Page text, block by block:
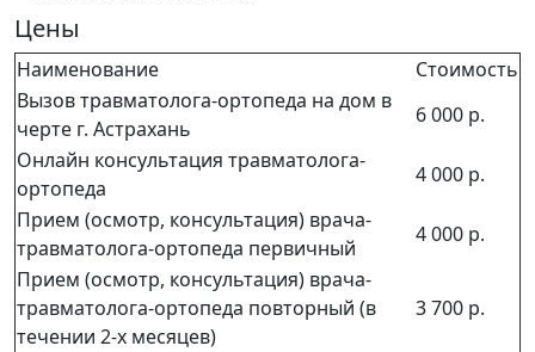
Цены
Наименование
Стоимость
Вызов травматолога-ортопеда на дом в
черте г. Астрахань
6 000 р.
Онлайн консультация травматолога-
ортопеда
4 000 р.
Прием (осмотр, консультация) врача-
травматолога-ортопеда первичный
4 000 р.
Прием (осмотр, консультация) врача-
травматолога-ортопеда повторный (в
течении 2-х месяцев)
3 700 р.